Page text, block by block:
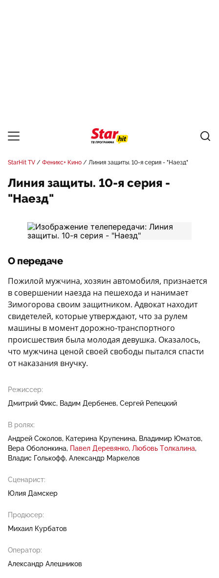
StarHit TV Феникс+ Кино Линия защиты. 10-я серия - "Наезд"
Линия защиты. 10-я серия -
"Наезд"
О передаче
Пожилой мужчина, хозяин автомобиля, признается
в совершении наезда на пешехода и нанимает
Зимогорова своим защитником. Адвокат находит
свидетелей, которые утверждают, что за рулем
машины в момент дорожно-транспортного
происшествия была молодая девушка. Оказалось,
что мужчина ценой своей свободы пытался спасти
от наказания внучку.
Режиссер:
Дмитрий Фикс Вадим Дербенев Сергей Репецкий
В ролях:
Андрей Соколов
Катерина Крупенина
Владимир Юматов
Вера Оболонкина
Павел Деревянко Любовь Толкалина
Владис Голькофф Александр Маркелов
Сценарист:
Юлия Дамскер
Продюсер:
Михаил Курбатов
Оператор:
Александр Алешников